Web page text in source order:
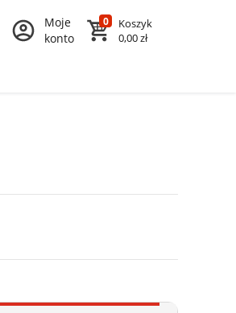
Moje
konto
0
Koszyk
0,00 zł